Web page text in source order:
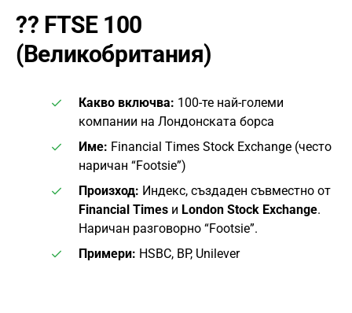
?? FTSE 100
(Великобритания)
Какво включва: 100-те най-големи
компании на Лондонската борса
Име: Financial Times Stock Exchange (често
наричан “Footsie”)
Произход: Индекс, създаден съвместно от
Financial Times и London Stock Exchange.
Наричан разговорно “Footsie”.
Примери: HSBC, BP, Unilever